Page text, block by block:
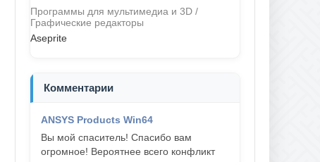
Программы для мультимедиа и 3D /
Графические редакторы
Aseprite
Комментарии
ANSYS Products Win64
Вы мой спаситель! Спасибо вам
огромное! Вероятнее всего конфликт